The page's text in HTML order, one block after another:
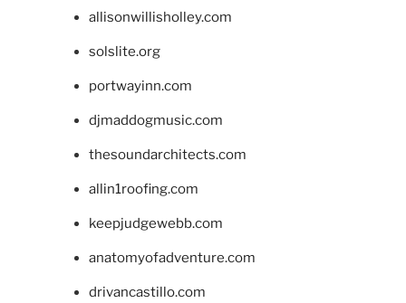
allisonwillisholley.com
solslite.org
portwayinn.com
djmaddogmusic.com
thesoundarchitects.com
allin1roofing.com
keepjudgewebb.com
anatomyofadventure.com
drivancastillo.com